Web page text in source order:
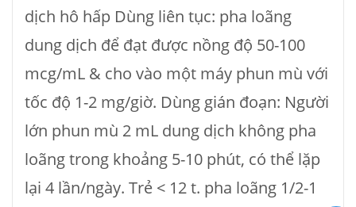
dịch hô hấp Dùng liên tục: pha loãng
dung dịch để đạt được nồng độ 50-100
mcg/mL & cho vào một máy phun mù với
tốc độ 1-2 mg/giờ. Dùng gián đoạn: Người
lớn phun mù 2 mL dung dịch không pha
loãng trong khoảng 5-10 phút, có thể lặp
lại 4 lần/ngày. Trẻ < 12 t. pha loãng 1/2-1